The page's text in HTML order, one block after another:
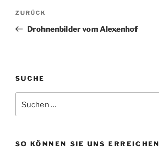
Beitragsnavigation
Vorheriger
Beitrag
ZURÜCK
Drohnenbilder vom Alexenhof
SUCHE
nach:
SO KÖNNEN SIE UNS ERREICHEN